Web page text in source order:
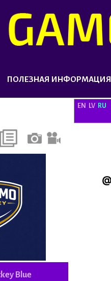
ПОЛЕЗНАЯ ИНФОРМАЦИЯ
EN LV RU
Blue